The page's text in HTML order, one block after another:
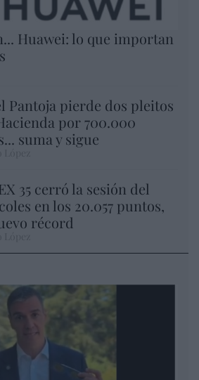
Huawei: lo que importan
Pantoja pierde dos pleitos
por 700.000
suma y sigue
35 cerró la sesión del
en los 20.057 puntos,
récord